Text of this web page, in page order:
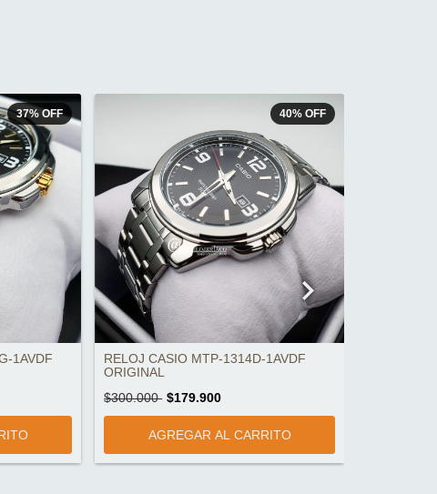
37%OFF
1AVDF
40% OFF
RELOJ CASIO MTP-1314D-1AVDF
ORIGINAL
$300.000 $179.900